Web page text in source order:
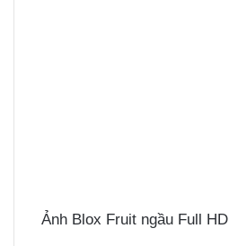
Ảnh Blox Fruit ngầu Full HD